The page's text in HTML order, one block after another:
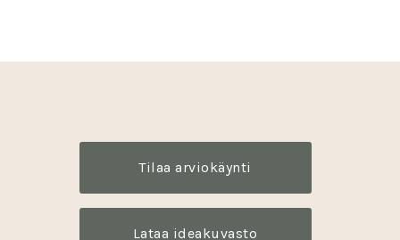
Tilaa arviokäynti
Lataa ideakuvasto